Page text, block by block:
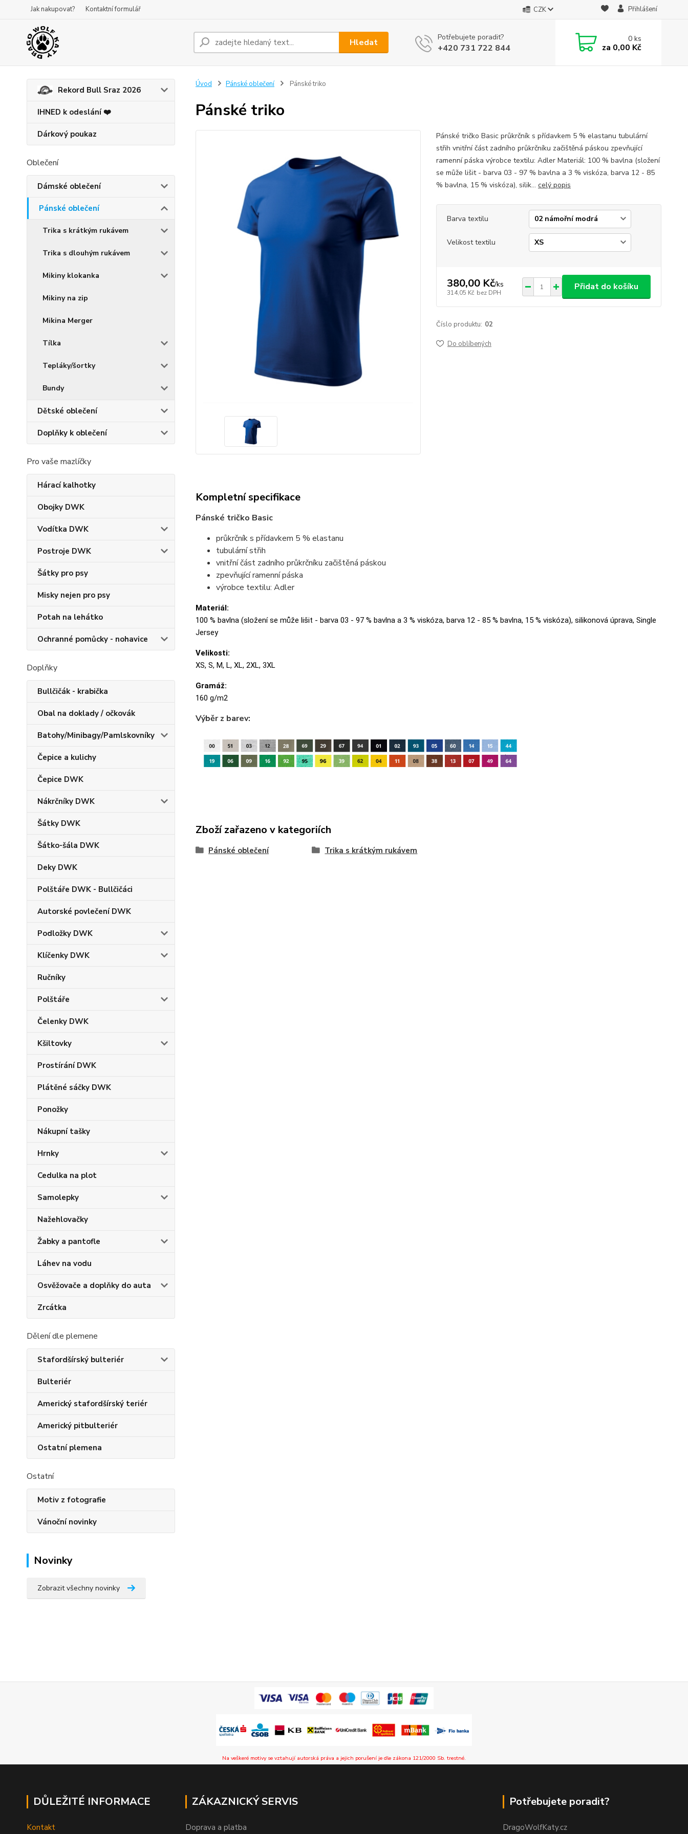
Jak nakupovat? Kontaktní formulář CZK Přihlášení
Hledat Potřebujete poradit?
+420 731 722 844
0ks
za 0,00 Kč
Rekord Bull Sraz 2026
IHNED k odeslání ❤️
Dárkový poukaz
Oblečení
Dámské oblečení
Pánské oblečení
Trika s krátkým rukávem
Trika s dlouhým rukávem
Mikiny klokanka
Mikiny na zip
Mikina Merger
Tílka
Tepláky/šortky
Bundy
Dětské oblečení
Doplňky k oblečení
Pro vaše mazlíčky
Hárací kalhotky
Obojky DWK
Vodítka DWK
Postroje DWK
Šátky pro psy
Misky nejen pro psy
Potah na lehátko
Ochranné pomůcky - nohavice
Doplňky
Bullčičák - krabička
Obal na doklady / očkovák
Batohy/Minibagy/Pamlskovníky
Čepice a kulichy
Čepice DWK
Nákrčníky DWK
Šátky DWK
Šátko-šála DWK
Deky DWK
Polštáře DWK - Bullčičáci
Autorské povlečení DWK
Podložky DWK
Klíčenky DWK
Ručníky
Polštáře
Čelenky DWK
Kšiltovky
Prostírání DWK
Plátěné sáčky DWK
Ponožky
Nákupní tašky
Hrnky
Cedulka na plot
Samolepky
Nažehlovačky
Žabky a pantofle
Láhev na vodu
Osvěžovače a doplňky do auta
Zrcátka
Dělení dle plemene
Stafordšírský bulteriér
Bulteriér
Americký stafordšírský teriér
Americký pitbulteriér
Ostatní plemena
Ostatní
Motiv z fotografie
Vánoční novinky
Novinky
Zobrazit všechny novinky
Úvod Pánské oblečení Pánské triko
Pánské triko
Pánské tričko Basic průkrčník s přídavkem 5 % elastanu tubulární
střih vnitřní část zadního průkrčníku začištěná páskou zpevňující
ramenní páska výrobce textilu: Adler Materiál: 100 % bavlna (složení
se může lišit - barva 03 - 97 % bavlna a 3 % viskóza, barva 12 - 85
% bavlna, 15 % viskóza), silik... celý popis
Barva textilu
Velikost textilu
380,00 Kč/ks
314,05 Kč bez DPH
Přidat do košíku
Číslo produktu: 02
Do oblíbených
Kompletní specifikace
Pánské tričko Basic
průkrčník s přídavkem 5 % elastanu
tubulární střih
vnitřní část zadního průkrčníku začištěná páskou
zpevňující ramenní páska
výrobce textilu: Adler
Materiál:
100 % bavlna (složení se může lišit - barva 03 - 97 % bavlna a 3 % viskóza, barva 12 - 85 % bavlna, 15 % viskóza), silikonová úprava, Single
Jersey
Velikosti:
XS, S, M, L, XL, 2XL, 3XL
Gramáž:
160 g/m2
Výběr z barev:
Zboží zařazeno v kategoriích
Pánské oblečení Trika s krátkým rukávem
Na veškeré motivy se vztahují autorská práva a jejich porušení je dle zákona 121/2000 Sb. trestné.
DŮLEŽITÉ INFORMACE
Kontakt
ZÁKAZNICKÝ SERVIS
Doprava a platba
Potřebujete poradit?
DragoWolfKaty.cz